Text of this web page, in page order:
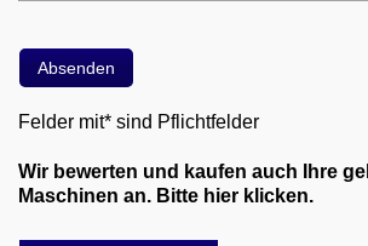
Felder mit* sind Pflichtfelder
Wir bewerten und kaufen auch Ihre
Maschinen an. Bitte hier klicken.